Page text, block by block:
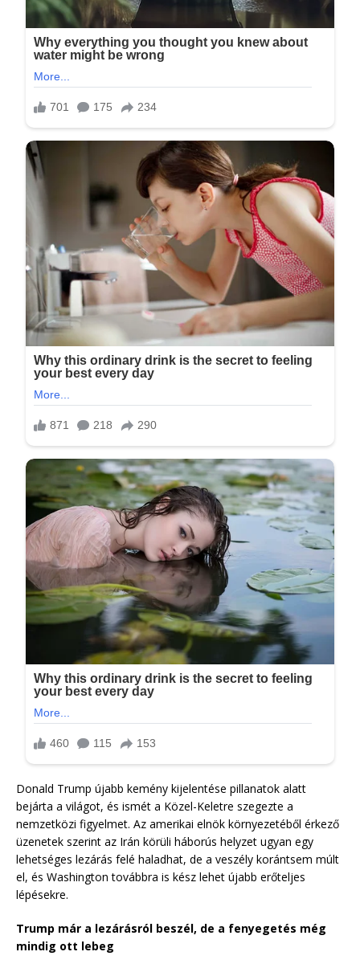
Donald Trump újabb kemény kijelentése pillanatok alatt
bejárta a világot, és ismét a Közel-Keletre szegezte a
nemzetközi figyelmet. Az amerikai elnök környezetéből érkező
üzenetek szerint az Irán körüli háborús helyzet ugyan egy
lehetséges lezárás felé haladhat, de a veszély korántsem múlt
el, és Washington továbbra is kész lehet újabb erőteljes
lépésekre.
Trump már a lezárásról beszél, de a fenyegetés még
mindig ott lebeg